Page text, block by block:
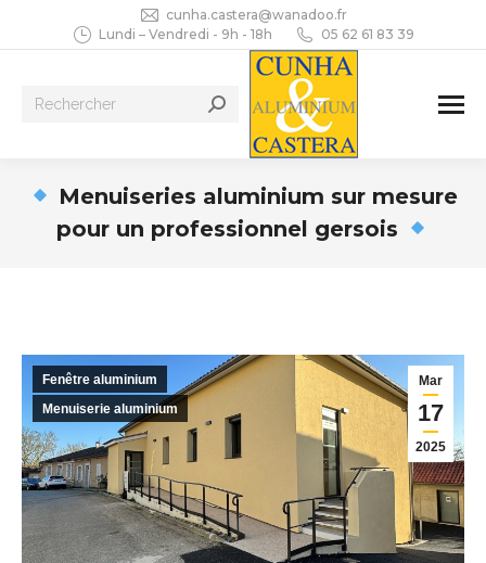
cunha.castera@wanadoo.fr
Lundi – Vendredi - 9h - 18h
05 62 61 83 39
Recherche
Menuiseries aluminium sur mesure
pour un professionnel gersois
Mar
17
2025
Fenêtre aluminium
Menuiserie aluminium